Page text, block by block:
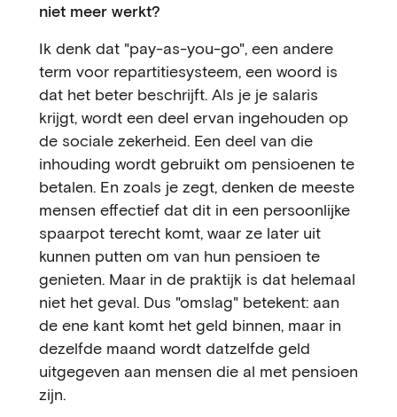
niet meer werkt?
Ik denk dat "pay-as-you-go", een andere
term voor repartitiesysteem, een woord is
dat het beter beschrijft. Als je je salaris
krijgt, wordt een deel ervan ingehouden op
de sociale zekerheid. Een deel van die
inhouding wordt gebruikt om pensioenen te
betalen. En zoals je zegt, denken de meeste
mensen effectief dat dit in een persoonlijke
spaarpot terecht komt, waar ze later uit
kunnen putten om van hun pensioen te
genieten. Maar in de praktijk is dat helemaal
niet het geval. Dus "omslag" betekent: aan
de ene kant komt het geld binnen, maar in
dezelfde maand wordt datzelfde geld
uitgegeven aan mensen die al met pensioen
zijn.